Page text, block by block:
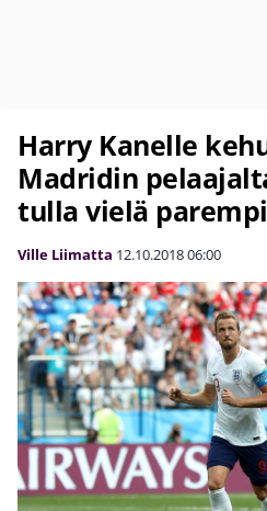
Harry Kanelle
Madridin
tulla vielä
Ville Liimatta 12.10.201806:00